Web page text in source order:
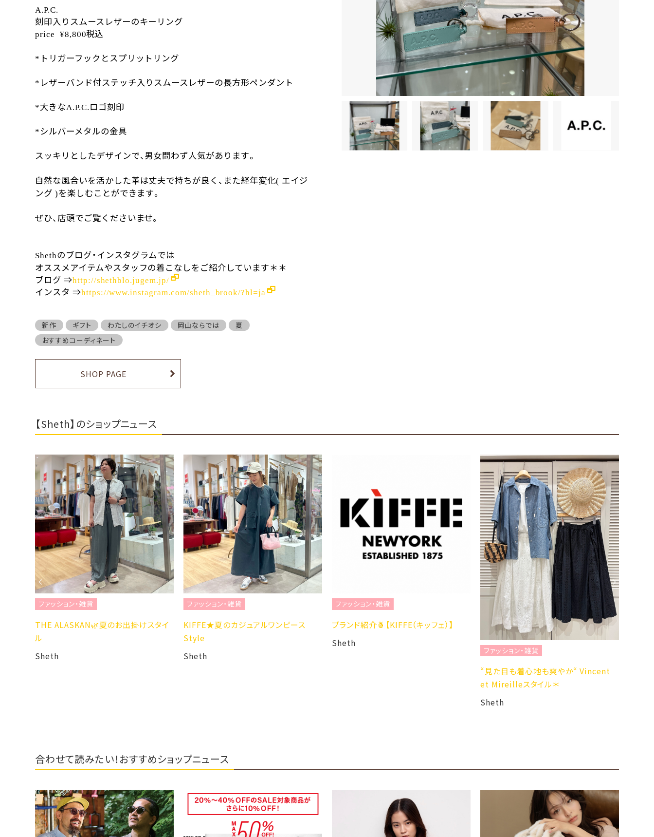
A.P.C.
刻印入りスムースレザーのキーリング
price ¥8,800税込
* トリガーフックとスプリットリング
* レザーバンド付ステッチ入りスムースレザーの長方形ペンダント
*大きなA.P.C. ロゴ刻印
* シルバーメタルの金具
スッキリとしたデザインで、男女問わず人気があります。
自然な風合いを活かした革は丈夫で持ちが良く、また経年変化( エイジ
ング )を楽しむことができます。
ぜひ、店頭でご覧くださいませ。
Shethのブログ・インスタグラムでは
オススメアイテムやスタッフの着こなしをご紹介しています＊＊
ブログ ⇒http://shethblo.jugem.jp/
インスタ ⇒https://www.instagram.com/sheth_brook/?hl=ja
新作 ギフト わたしのイチオシ 岡山ならでは
夏
おすすめコーディネート
SHOP PAGE
【Sheth】のショップニュース
ファッション・雑貨
KIFFE★夏のカジュアルワンピース
Style
Sheth
ファッション・雑貨
ブランド紹介🍍【KIFFE（キッフェ）】
Sheth
ファッション・雑貨
涼しげな透かし刺繍シャツで “キレイ
め大人コーデ”
Sheth
合わせて読みたい！おすすめショップニュース